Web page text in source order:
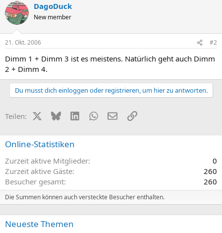
DagoDuck
New member
21. Okt. 2006 #2
Dimm 1 + Dimm 3 ist es meistens. Natürlich geht auch Dimm
2 + Dimm 4.
Du musst dich einloggen oder registrieren, um hier zu antworten.
Teilen: X (Twitter)
BlueskyLinkedInWhatsApp
E-MailLink
Online-Statistiken
Zurzeit aktive Mitglieder
0
Zurzeit aktive Gäste
260
Besucher gesamt
260
Die Summen können auch versteckte Besucher enthalten.
Neueste Themen